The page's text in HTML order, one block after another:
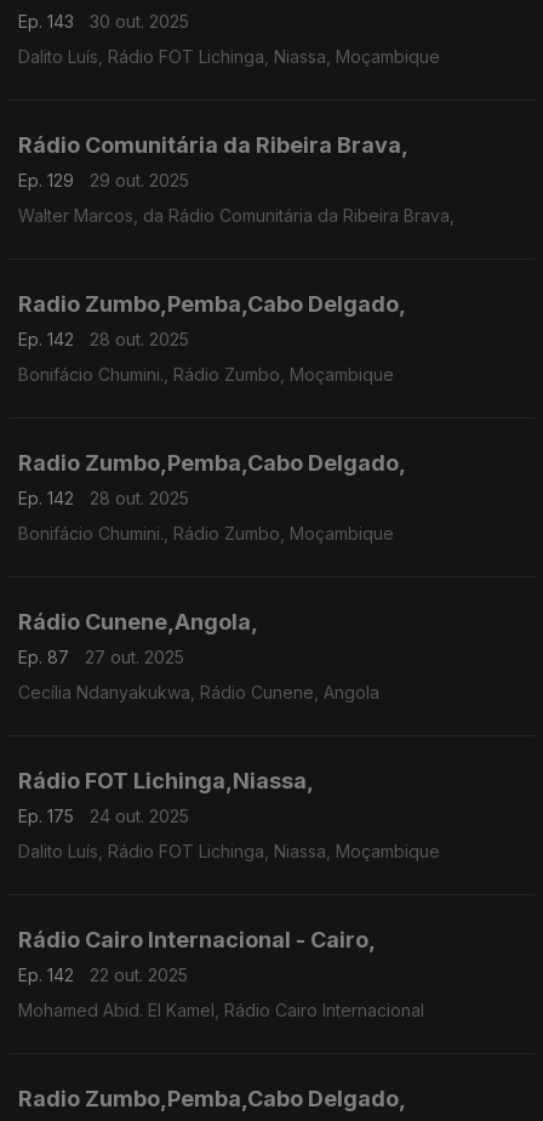
Ep. 143
30 out. 2025
Dalito Luís, Rádio FOT Lichinga, Niassa, Moçambique
Rádio Comunitária da Ribeira Brava,
Ep. 129
29 out. 2025
Walter Marcos, da Rádio Comunitária da Ribeira Brava,
Radio Zumbo,Pemba,Cabo Delgado,
Ep. 142
28 out. 2025
Bonifácio Chumini., Rádio Zumbo, Moçambique
Radio Zumbo,Pemba,Cabo Delgado,
Ep. 142
28 out. 2025
Bonifácio Chumini., Rádio Zumbo, Moçambique
Rádio Cunene,Angola,
Ep. 87
27 out. 2025
Cecília Ndanyakukwa, Rádio Cunene, Angola
Rádio FOT Lichinga,Niassa,
Ep. 175
24 out. 2025
Dalito Luís, Rádio FOT Lichinga, Niassa, Moçambique
Rádio Cairo Internacional - Cairo,
Ep. 142
22 out. 2025
Mohamed Abid. El Kamel, Rádio Cairo Internacional
Radio Zumbo,Pemba,Cabo Delgado,